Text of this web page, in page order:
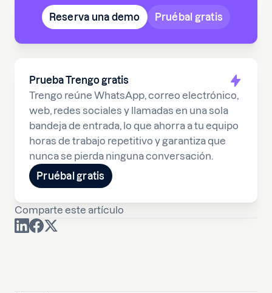
Prueba Trengo gratis
Trengo reúne WhatsApp, correo electrónico,
web, redes sociales y llamadas en una sola
bandeja de entrada, lo que ahorra a tu equipo
horas de trabajo repetitivo y garantiza que
nunca se pierda ninguna conversación.
Pruébal gratis
Comparte este artículo
Reserva una demo Pruébal gratis